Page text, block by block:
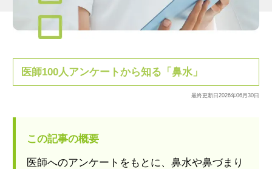
医師100人アンケートから知る「鼻水」
最終更新日 2026年06月30日
この記事の概要
医師へのアンケートをもとに、鼻水や鼻づまり